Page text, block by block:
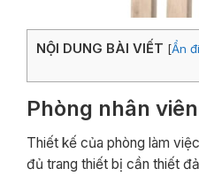
NỘI DUNG BÀI VIẾT [Ẩn đi
Phòng nhân viên
Thiết kế của phòng làm
đủ trang thiết bị cần thiết